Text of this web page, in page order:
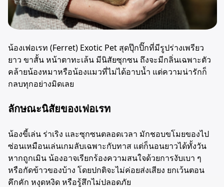
น้องเฟอเรท (Ferret) Exotic Pet สุดปุ๊กปิ๊กที่มีรูปร่างเพรียว
ยาว ขาสั้น หน้าตาทะเล้น มีนิสัยซุกซน ถึงจะมีกลิ่นเฉพาะตัว
คล้ายน้องหมาหรือน้องแมวที่ไม่ได้อาบน้ำ แต่ความน่ารักก็
กลบทุกอย่างมิดเลย
ลักษณะนิสัยของเฟอเรท
น้องขี้เล่น ร่าเริง และซุกซนตลอดเวลา มักชอบขโมยของไป
ซ่อนเหมือนเล่นเกมลับเฉพาะกับทาส แต่ก็นอนยาวได้ทั้งวัน
หากถูกเมิน น้องอาจเรียกร้องความสนใจด้วยการงับเบา ๆ
หรือกัดข้าวของบ้าง โดยปกติจะไม่ค่อยส่งเสียง ยกเว้นตอน
คึกคัก หงุดหงิด หรือรู้สึกไม่ปลอดภัย